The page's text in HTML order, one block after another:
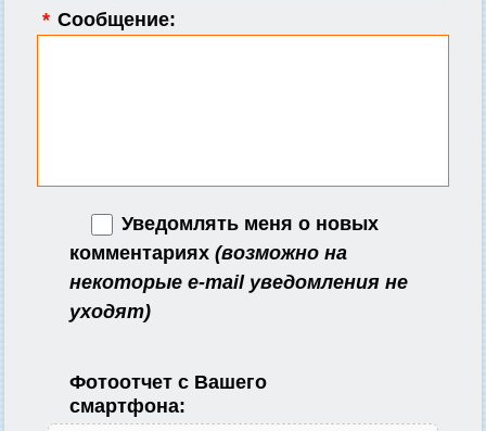
* Сообщение:
Уведомлять меня о новых
комментариях (возможно на
некоторые e-mail уведомления не
уходят)
Фотоотчет с Вашего
смартфона: